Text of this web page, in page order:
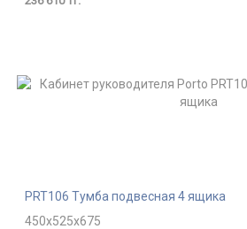
PRT106 Тумба подвесная 4 ящика
450x525x675